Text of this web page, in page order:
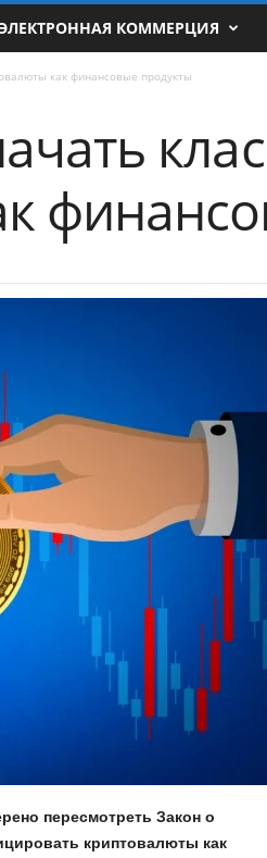
КОММЕРЦИЯ
как финансовые продукты
пересмотреть Закон о
криптовалюты как